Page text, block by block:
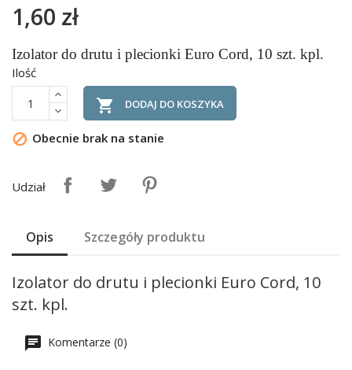
1,60 zł
Izolator do drutu i plecionki Euro Cord, 10 szt. kpl.
Ilość
 DODAJ DO KOSZYKA
 Obecnie brak na stanie
Udział
Opis Szczegóły produktu
Izolator do drutu i plecionki Euro Cord, 10
szt. kpl.
Komentarze (0)